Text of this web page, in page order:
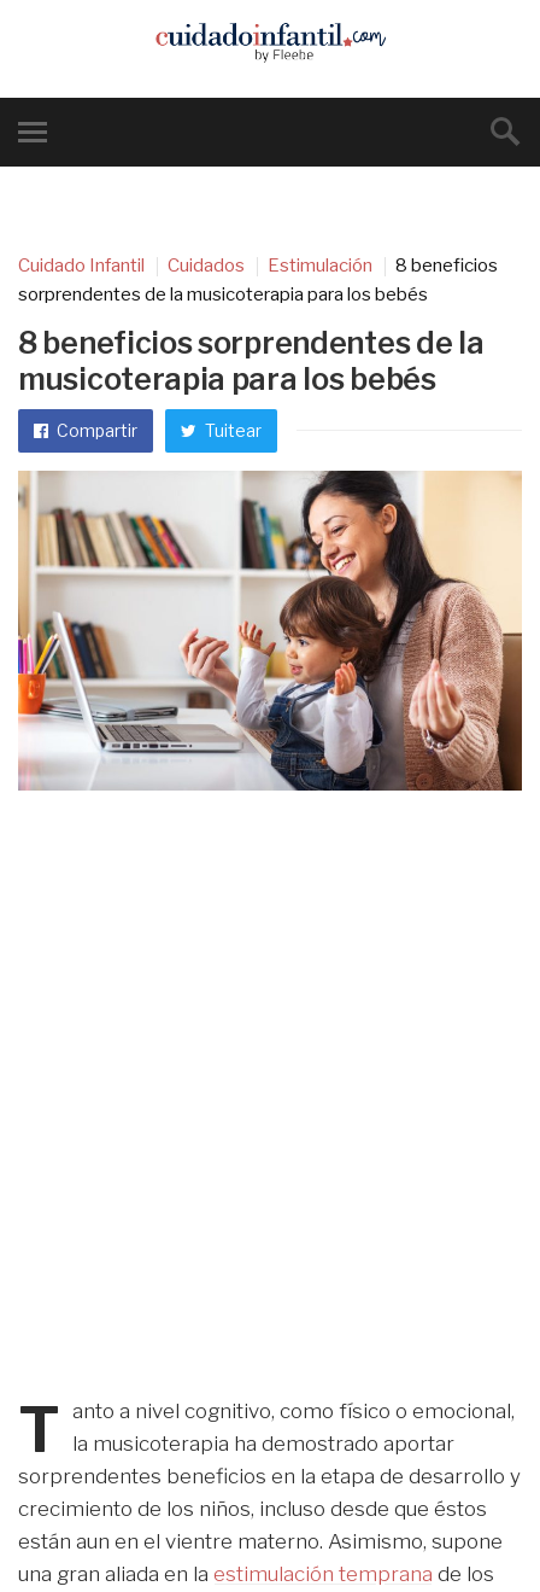
Cuidado Infantil Cuidados Estimulación
8 beneficios
sorprendentes de la musicoterapia para los bebés
8 beneficios sorprendentes de la
musicoterapia para los bebés
Compartir Tuitear
T
anto a nivel cognitivo, como físico o emocional,
la musicoterapia ha demostrado aportar
sorprendentes beneficios en la etapa de desarrollo y
crecimiento de los niños, incluso desde que éstos
están aun en el vientre materno. Asimismo, supone
una gran aliada en la estimulación temprana de los